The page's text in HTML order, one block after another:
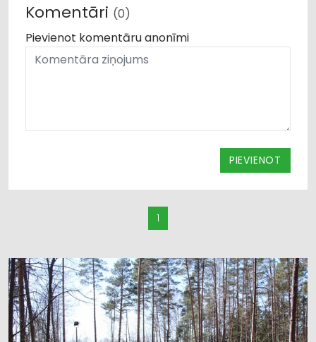
Komentāri (0)
Pievienot komentāru anonīmi
PIEVIENOT
1